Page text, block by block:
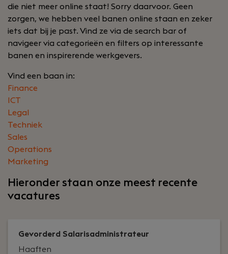
die niet meer online staat! Sorry daarvoor. Geen
zorgen, we hebben veel banen online staan en zeker
iets dat bij je past. Vind ze via de search bar of
navigeer via categorieën en filters op interessante
banen en inspirerende werkgevers.
Vind een baan in:
Finance
ICT
Legal
Techniek
Sales
Operations
Marketing
Hieronder staan onze meest recente
vacatures
Gevorderd Salarisadministrateur
Haaften